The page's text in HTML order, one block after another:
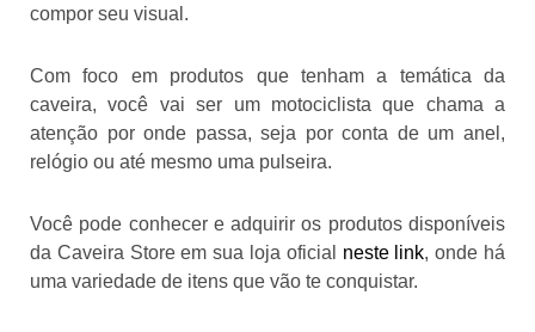
compor seu visual.
Com foco em produtos que tenham a temática da
caveira, você vai ser um motociclista que chama a
atenção por onde passa, seja por conta de um anel,
relógio ou até mesmo uma pulseira.
Você pode conhecer e adquirir os produtos disponíveis
da Caveira Store em sua loja oficial neste link, onde há
uma variedade de itens que vão te conquistar.